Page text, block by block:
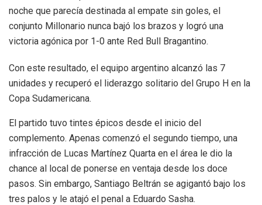
noche que parecía destinada al empate sin goles, el
conjunto Millonario nunca bajó los brazos y logró una
victoria agónica por 1-0 ante Red Bull Bragantino.
Con este resultado, el equipo argentino alcanzó las 7
unidades y recuperó el liderazgo solitario del Grupo H en la
Copa Sudamericana.
El partido tuvo tintes épicos desde el inicio del
complemento. Apenas comenzó el segundo tiempo, una
infracción de Lucas Martínez Quarta en el área le dio la
chance al local de ponerse en ventaja desde los doce
pasos. Sin embargo, Santiago Beltrán se agigantó bajo los
tres palos y le atajó el penal a Eduardo Sasha.